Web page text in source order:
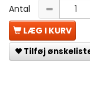
Antal
LÆG I KURV
Tilføj